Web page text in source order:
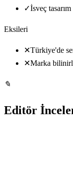
✓İsveç
Eksileri
✕Türkiye'de
✕Marka
✎
Editör